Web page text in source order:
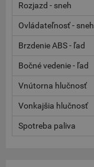
Rozjazd - sneh
Ovládateľnosť - sneh
Brzdenie ABS - ľad
Bočné vedenie - ľad
Vnútorna hlučnosť
Vonkajšia hlučnosť
Spotreba paliva